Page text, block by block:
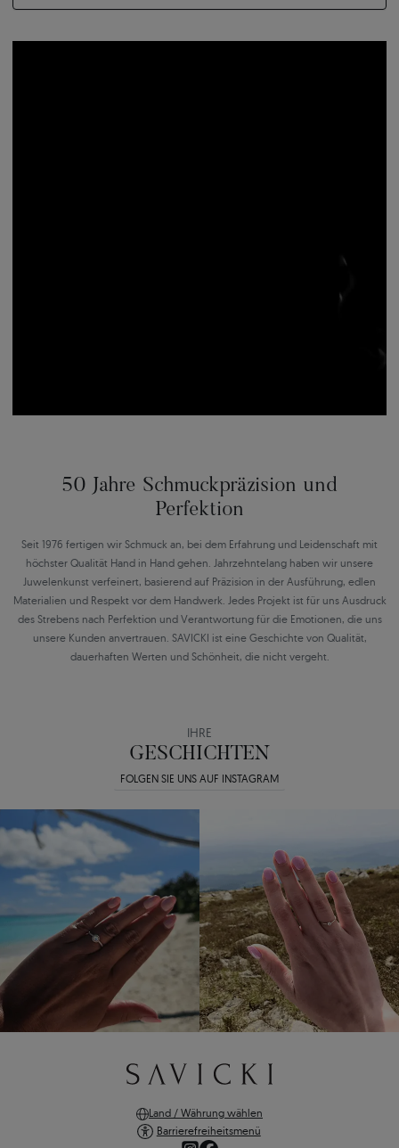
50 Jahre Schmuckpräzision und
Perfektion
Seit 1976 fertigen wir Schmuck an, bei dem Erfahrung und Leidenschaft mit
höchster Qualität Hand in Hand gehen. Jahrzehntelang haben wir unsere
Juwelenkunst verfeinert, basierend auf Präzision in der Ausführung, edlen
Materialien und Respekt vor dem Handwerk. Jedes Projekt ist für uns Ausdruck
des Strebens nach Perfektion und Verantwortung für die Emotionen, die uns
unsere Kunden anvertrauen. SAVICKI ist eine Geschichte von Qualität,
dauerhaften Werten und Schönheit, die nicht vergeht.
IHRE
GESCHICHTEN
FOLGEN SIE UNS AUF INSTAGRAM
Land / Währung wählen
Barrierefreiheitsmenü